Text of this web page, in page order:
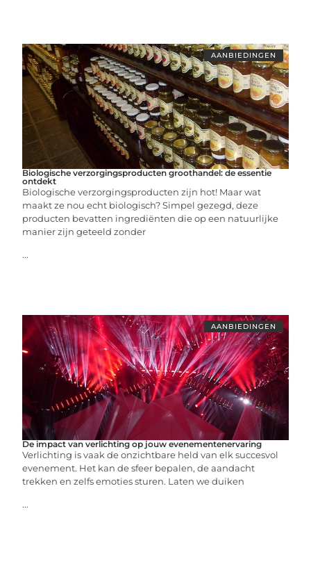
AANBIEDINGEN
Biologische verzorgingsproducten groothandel: de essentie
ontdekt
Biologische verzorgingsproducten zijn hot! Maar wat
maakt ze nou echt biologisch? Simpel gezegd, deze
producten bevatten ingrediënten die op een natuurlijke
manier zijn geteeld zonder
...
AANBIEDINGEN
De impact van verlichting op jouw evenementenervaring
Verlichting is vaak de onzichtbare held van elk succesvol
evenement. Het kan de sfeer bepalen, de aandacht
trekken en zelfs emoties sturen. Laten we duiken
...